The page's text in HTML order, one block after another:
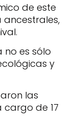
de este
es sólo
y
las
cargo de 17